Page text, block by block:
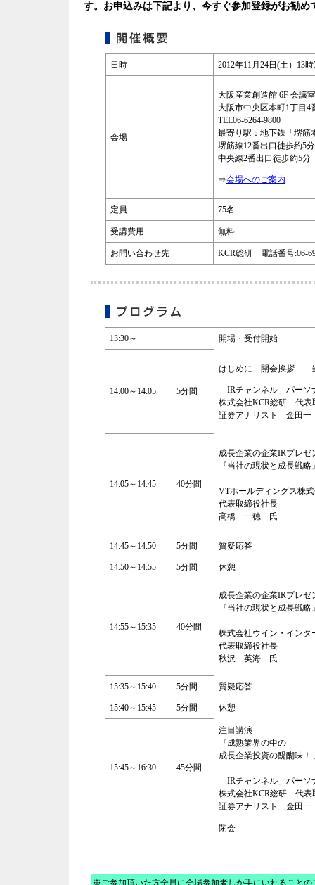
す。お申込みは下記より、今すぐ参加登録がお勧め
日時 2012年11月24日(土）13
会場
大阪産業創造館 6F 会議
大阪市中央区本町1丁目4
TEL06-6264-9800
最寄り駅：地下鉄「堺筋
堺筋線12番出口徒歩約5分
中央線2番出口徒歩約5分
⇒会場へのご案内
定員 75名
受講費用 無料
お問い合わせ先 KCR総研 電話番号:06-
13:30～ 開場・受付開始
14:00～14:05 5分間
はじめに 開会挨拶 当
「IRチャンネル」パー
株式会社KCR総研 代表
証券アナリスト 金田
14:05～14:45 40分間
成長企業の企業IRプレゼ
『当社の現状と成長戦略
VTホールディングス株
代表取締役社長
高橋 一穂 氏
14:45～14:50 5分間 質疑応答
14:50～14:55 5分間 休憩
14:55～15:35 40分間
成長企業の企業IRプレゼ
『当社の現状と成長戦略
株式会社ウイン・イン
代表取締役社長
秋沢 英海 氏
15:35～15:40 5分間 質疑応答
15:40～15:45 5分間 休憩
15:45～16:30 45分間
注目講演
『成熟業界の中の
成長企業投資の醍醐味！
「IRチャンネル」パー
株式会社KCR総研 代表
証券アナリスト 金田
閉会
※ご参加頂いた方全員に会場参加者しか手にいれること